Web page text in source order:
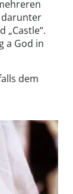
darunter
„Castle“.
a God in
dem